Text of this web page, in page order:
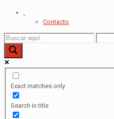
.
Contacto
Exact matches only
Search in title